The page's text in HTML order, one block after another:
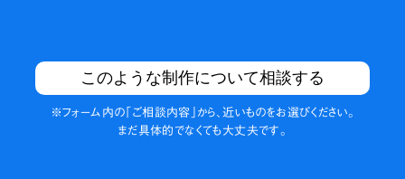
このような制作について相談する
※フォーム内の 「ご相談内容」から、近いものをお選びください。
まだ具体的でなくても 大丈夫です。